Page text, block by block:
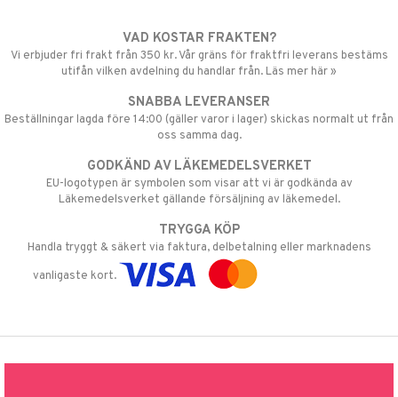
VAD KOSTAR FRAKTEN?
Vi erbjuder fri frakt från 350 kr. Vår gräns för fraktfri leverans bestäms
utifån vilken avdelning du handlar från. Läs mer här »
SNABBA LEVERANSER
Beställningar lagda före 14:00 (gäller varor i lager) skickas normalt ut från
oss samma dag.
GODKÄND AV LÄKEMEDELSVERKET
EU-logotypen är symbolen som visar att vi är godkända av
Läkemedelsverket gällande försäljning av läkemedel.
TRYGGA KÖP
Handla tryggt & säkert via faktura, delbetalning eller marknadens
vanligaste kort.